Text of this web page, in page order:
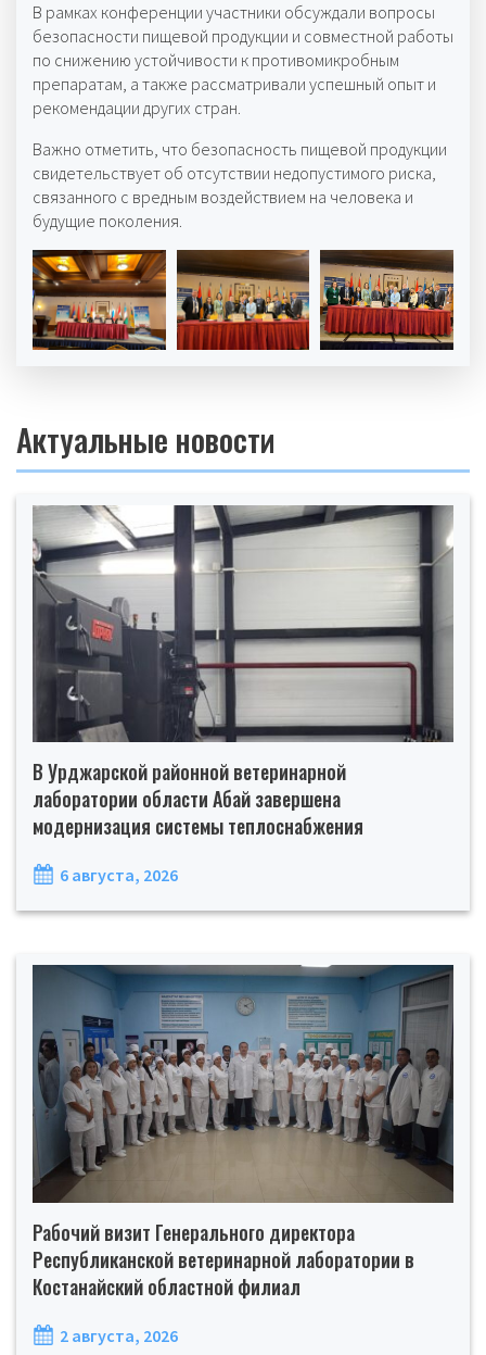
В рамках конференции участники обсуждали вопросы
безопасности пищевой продукции и совместной работы
по снижению устойчивости к противомикробным
препаратам, а также рассматривали успешный опыт и
рекомендации других стран.
Важно отметить, что безопасность пищевой продукции
свидетельствует об отсутствии недопустимого риска,
связанного с вредным воздействием на человека и
будущие поколения.
Актуальные новости
В Урджарской районной ветеринарной
лаборатории области Абай завершена
модернизация системы теплоснабжения
6 августа, 2026
Рабочий визит Генерального директора
Республиканской ветеринарной лаборатории в
Костанайский областной филиал
2 августа, 2026